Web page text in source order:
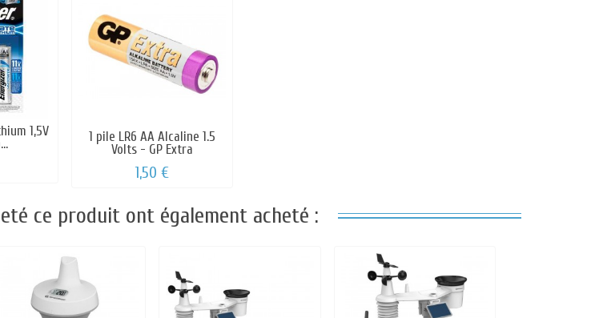
1,5V
1 pile LR6 AA Alcaline 1.5
Volts - GP Extra
1,50 €
ce produit ont également acheté :